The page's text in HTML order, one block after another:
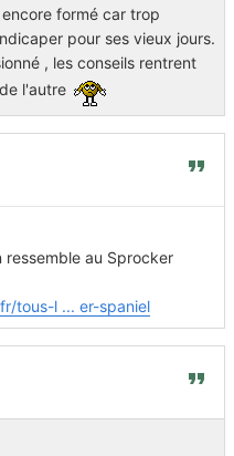
formé car trop
pour ses vieux jours.
, les conseils rentrent
l'autre
ressemble au Sprocker
tous-l ... er-spaniel